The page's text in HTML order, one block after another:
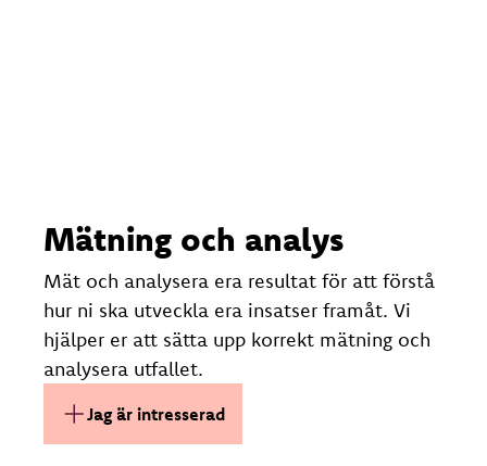
Mätning och analys
Mät och analysera era resultat för att förstå
hur ni ska utveckla era insatser framåt. Vi
hjälper er att sätta upp korrekt mätning och
analysera utfallet.
Jag är intresseradJag är intresserad av Mätning